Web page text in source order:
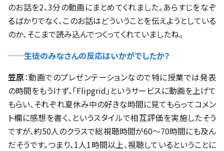
のお話を2、3分の動画にまとめてくれました。あらすじをなぞ
るばかりでなく、このお話はどういうことを伝えようとしている
のか、そこまで読み込んでつくってくれていましたね。
──生徒のみなさんの反応はいかがでしたか？
笠原：動画でのプレゼンテーションなので特に授業では発表
の時間をもうけず、「Flipgrid」というサービスに動画を上げて
もらい、それぞれ夏休み中の好きな時間に見てもらってコメン
ト欄に感想を書く、というスタイルで相互評価を実施したそう
ですが、約50人のクラスで総視聴時間が60～70時間にも及ん
だそうです。つまり、1人1時間以上、視聴しているということに